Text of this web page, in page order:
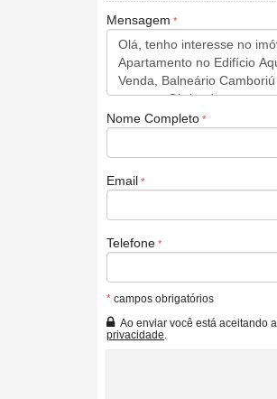
Mensagem
Nome Completo
Email
Telefone
* campos obrigatórios
Ao enviar você está aceitando a
privacidade